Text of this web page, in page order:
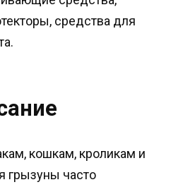
средства для
кошкам, кроликам и
грызуны часто